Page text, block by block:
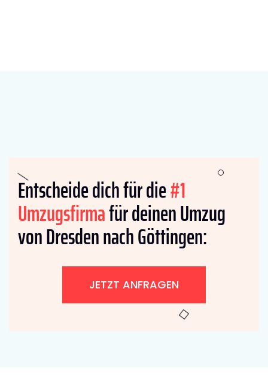
Entscheide dich für die#1
Umzugsfirmafür deinen Umzug
von Dresden nach Göttingen:
JETZT ANFRAGEN